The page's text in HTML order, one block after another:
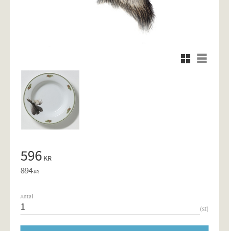
Rutnätsvy
Listvy
Nedsatt pris:
596 KR
Ordinarie pris:
894KR
Antal
st